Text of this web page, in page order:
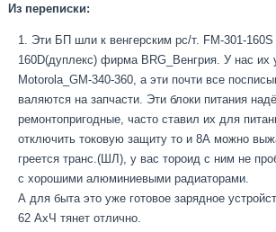
Из переписки:
Эти БП шли к венгерским рс/т. FM-301-
160D(дуплекс) фирма BRG_Венгрия. У нас
Motorola_GM-340-360, а эти почти все
валяются на запчасти. Эти блоки питания
ремонтопригодные, часто ставил их для
отключить токовую защиту то и 8А можно
греется транс.(ШЛ), у вас тороид с ним не
с хорошими алюминиевыми радиаторами.
А для быта это уже готовое зарядное
62 АхЧ тянет отлично.